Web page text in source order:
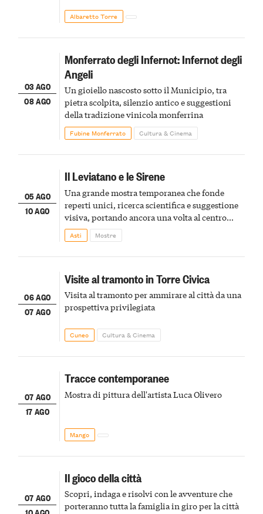
Albaretto Torre
03 AGO
08 AGO
Monferrato degli Infernot: Infernot degli
Angeli
Un gioiello nascosto sotto il Municipio, tra
pietra scolpita, silenzio antico e suggestioni
della tradizione vinicola monferrina
Fubine Monferrato Cultura & Cinema
05 AGO
10 AGO
Il Leviatano e le Sirene
Una grande mostra temporanea che fonde
reperti unici, ricerca scientifica e suggestione
visiva, portando ancora una volta al centro
della scena le meraviglie del passato astigiano
Asti Mostre
06 AGO
07 AGO
Visite al tramonto in Torre Civica
Visita al tramonto per ammirare al città da una
prospettiva privilegiata
Cuneo Cultura & Cinema
07 AGO
17 AGO
Tracce contemporanee
Mostra di pittura dell'artista Luca Olivero
Mango
07 AGO
Il gioco della città
Scopri, indaga e risolvi con le avventure che
porteranno tutta la famiglia in giro per la città